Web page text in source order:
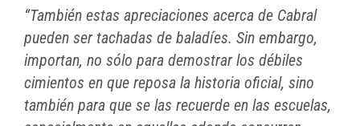
“También estas apreciaciones acerca de Cabral
pueden ser tachadas de baladíes. Sin embargo,
importan, no sólo para demostrar los débiles
cimientos en que reposa la historia oficial, sino
también para que se las recuerde en las escuelas,